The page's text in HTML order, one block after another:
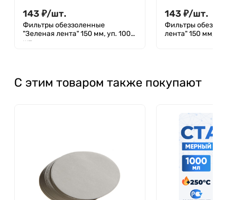
143 ₽/шт.
Фильтры обеззоленные
"Зеленая лента" 150 мм, уп. 100
шт.
143 ₽/шт.
Фильтры
лента" 150 мм,
С этим товаром также покупают